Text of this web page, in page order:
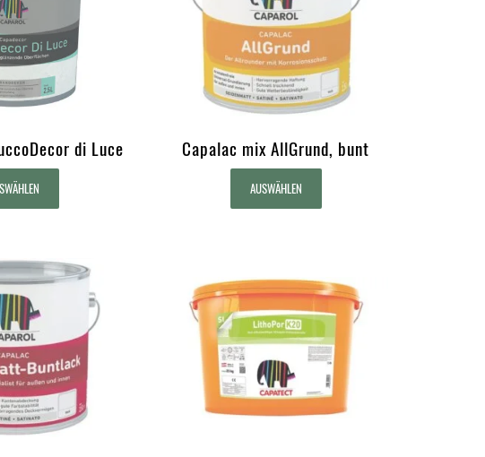
di Luce Capalac mix AllGrund, bunt
AUSWÄHLEN